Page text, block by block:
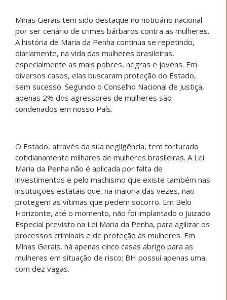
Minas Gerais tem sido destaque no noticiário nacional
por ser cenário de crimes bárbaros contra as mulheres.
A história de Maria da Penha continua se repetindo,
diariamente, na vida das mulheres brasileiras,
especialmente as mais pobres, negras e jovens. Em
diversos casos, elas buscaram proteção do Estado,
sem sucesso. Segundo o Conselho Nacional de Justiça,
apenas 2% dos agressores de mulheres são
condenados em nosso País.
O Estado, através da sua negligência, tem torturado
cotidianamente milhares de mulheres brasileiras. A Lei
Maria da Penha não é aplicada por falta de
investimentos e pelo machismo que existe também nas
instituições estatais que, na maioria das vezes, não
protegem as vítimas que pedem socorro. Em Belo
Horizonte, até o momento, não foi implantado o Juizado
Especial previsto na Lei Maria da Penha, para agilizar os
processos criminais e de proteção às mulheres. Em
Minas Gerais, há apenas cinco casas abrigo para as
mulheres em situação de risco; BH possui apenas uma,
com dez vagas.